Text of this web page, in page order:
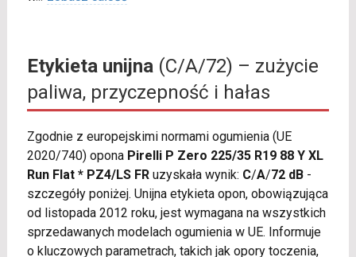
Etykieta unijna(C/A/72) – zużycie
paliwa, przyczepność i hałas
Zgodnie z europejskimi normami ogumienia (UE
2020/740) opona Pirelli P Zero 225/35 R19 88 Y XL
Run Flat * PZ4/LS FRuzyskała wynik: C/A/72 dB-
szczegóły poniżej. Unijna etykieta opon, obowiązująca
od listopada 2012 roku, jest wymagana na wszystkich
sprzedawanych modelach ogumienia w UE. Informuje
o kluczowych parametrach, takich jak opory toczenia,